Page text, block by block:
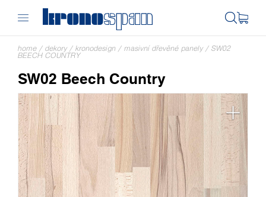
home / dekory / kronodesign / masivní dřevěné panely / SW02
BEECH COUNTRY
SW02 Beech Country